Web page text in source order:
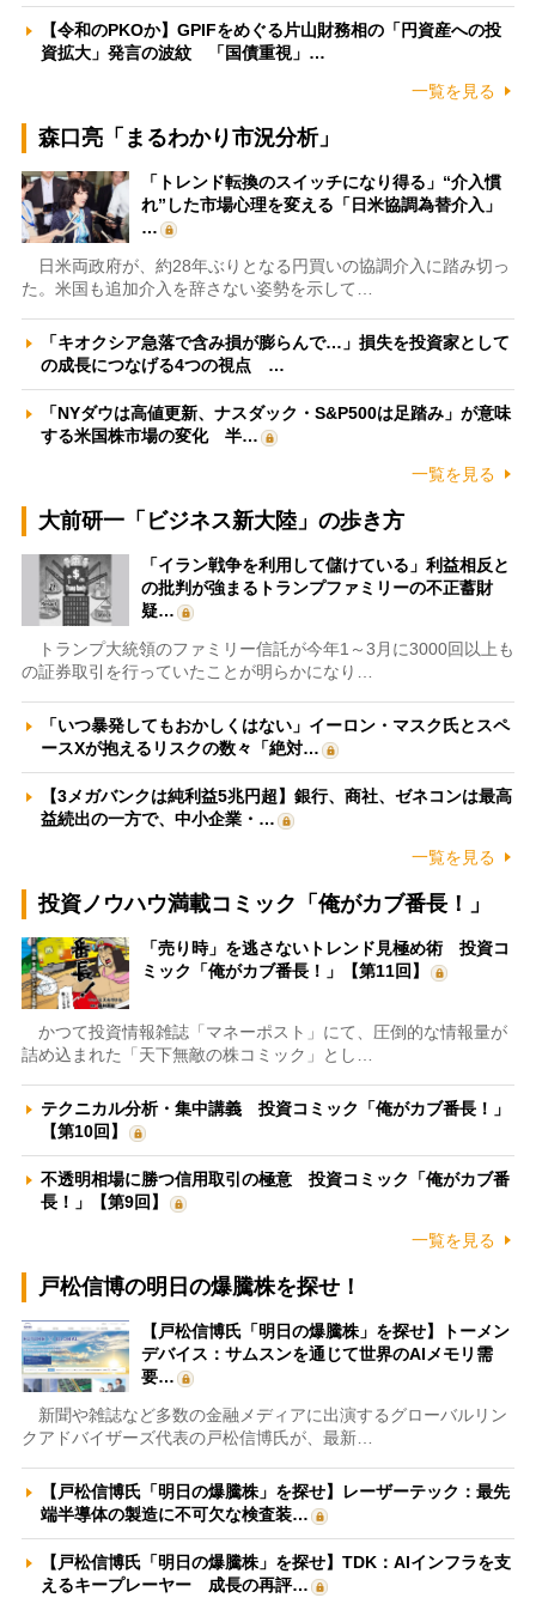
【令和のPKOか】GPIFをめぐる片山財務相の「円資産への投
資拡大」発言の波紋 「国債重視」…
一覧を見る
森口亮「まるわかり市況分析」
「トレンド転換のスイッチになり得る」“介入慣
れ”した市場心理を変える「日米協調為替介入」
…
日米両政府が、約28年ぶりとなる円買いの協調介入に踏み切っ
た。米国も追加介入を辞さない姿勢を示して…
「キオクシア急落で含み損が膨らんで…」損失を投資家として
の成長につなげる4つの視点 …
「NYダウは高値更新、ナスダック・S&P500は足踏み」が意味
する米国株市場の変化 半…
一覧を見る
大前研一「ビジネス新大陸」の歩き方
「イラン戦争を利用して儲けている」利益相反と
の批判が強まるトランプファミリーの不正蓄財
疑…
トランプ大統領のファミリー信託が今年1～3月に3000回以上も
の証券取引を行っていたことが明らかになり…
「いつ暴発してもおかしくはない」イーロン・マスク氏とスペ
ースXが抱えるリスクの数々「絶対…
【3メガバンクは純利益5兆円超】銀行、商社、ゼネコンは最高
益続出の一方で、中小企業・…
一覧を見る
投資ノウハウ満載コミック「俺がカブ番長！」
「売り時」を逃さないトレンド見極め術 投資コ
ミック「俺がカブ番長！」【第11回】
かつて投資情報雑誌「マネーポスト」にて、圧倒的な情報量が
詰め込まれた「天下無敵の株コミック」とし…
テクニカル分析・集中講義 投資コミック「俺がカブ番長！」
【第10回】
不透明相場に勝つ信用取引の極意 投資コミック「俺がカブ番
長！」【第9回】
一覧を見る
戸松信博の明日の爆騰株を探せ！
【戸松信博氏「明日の爆騰株」を探せ】トーメン
デバイス：サムスンを通じて世界のAIメモリ需
要…
新聞や雑誌など多数の金融メディアに出演するグローバルリン
クアドバイザーズ代表の戸松信博氏が、最新…
【戸松信博氏「明日の爆騰株」を探せ】レーザーテック：最先
端半導体の製造に不可欠な検査装…
【戸松信博氏「明日の爆騰株」を探せ】TDK：AIインフラを支
えるキープレーヤー 成長の再評…